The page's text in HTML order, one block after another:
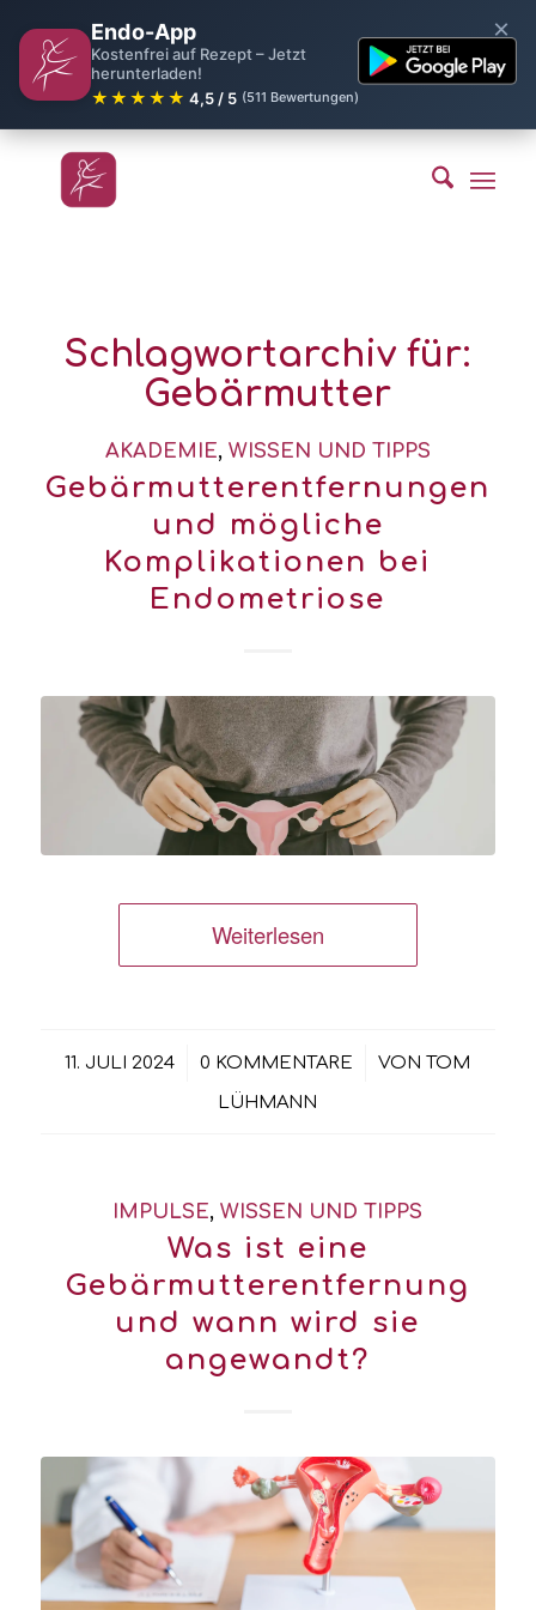
Endo-App
Kostenfrei auf Rezept – Jetzt
herunterladen!
★★★★★ 4,5 / 5 (511 Bewertungen)
×
Schlagwortarchiv für:
Gebärmutter
AKADEMIE, WISSEN UND TIPPS
Gebärmutterentfernungen
und mögliche
Komplikationen bei
Endometriose
Weiterlesen
11. JULI 2024
/ 0 KOMMENTARE
/ VONTOM
LÜHMANN
IMPULSE,WISSEN UND TIPPS
Was ist eine
Gebärmutterentfernung
und wann wird sie
angewandt?